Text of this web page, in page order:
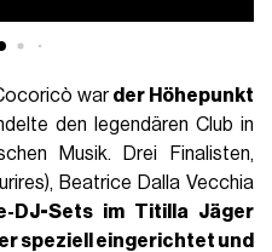
warder Höhepunkt
den legendären Club in
Musik. Drei Finalisten,
Beatrice Dalla Vecchia
DJ-Sets im Titilla Jäger
speziell eingerichtet und